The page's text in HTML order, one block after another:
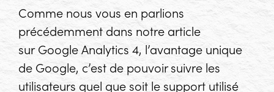
Comme nous vous en parlions
précédemment dans notre article
sur Google Analytics 4, l’avantage unique
de Google, c’est de pouvoir suivre les
utilisateurs quel que soit le support utilisé